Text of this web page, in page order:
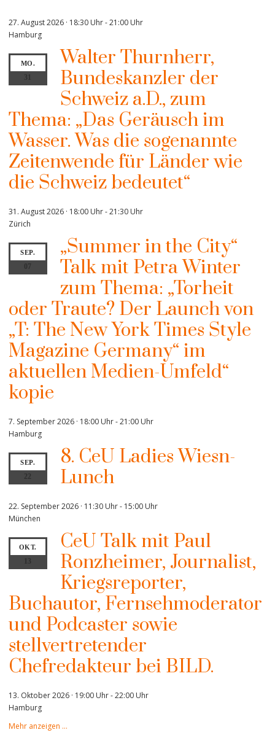
27. August 2026 · 18:30 Uhr-21:00 Uhr
Hamburg
MO.
Walter Thurnherr,
Bundeskanzler der
Schweiz a.D., zum
Thema: „Das Geräusch im
Wasser. Was die sogenannte
Zeitenwende für Länder wie
die Schweiz bedeutet“
31. August 2026 · 18:00 Uhr-21:30 Uhr
Zürich
SEP.
07
„Summer in the City“
Talk mit Petra Winter
zum Thema: „Torheit
oder Traute? Der Launch von
„T: The New York Times Style
Magazine Germany“ im
aktuellen Medien-Umfeld“
kopie
7. September 2026 · 18:00 Uhr-21:00 Uhr
Hamburg
SEP.
22
8. CeU Ladies Wiesn-
Lunch
22. September 2026 · 11:30 Uhr- 15:00 Uhr
München
OKT.
CeU Talk mit Paul
Ronzheimer, Journalist,
Kriegsreporter,
Buchautor, Fernsehmoderator
und Podcaster sowie
stellvertretender
Chefredakteur bei BILD.
13. Oktober 2026 · 19:00 Uhr-22:00 Uhr
Hamburg
Mehr anzeigen …